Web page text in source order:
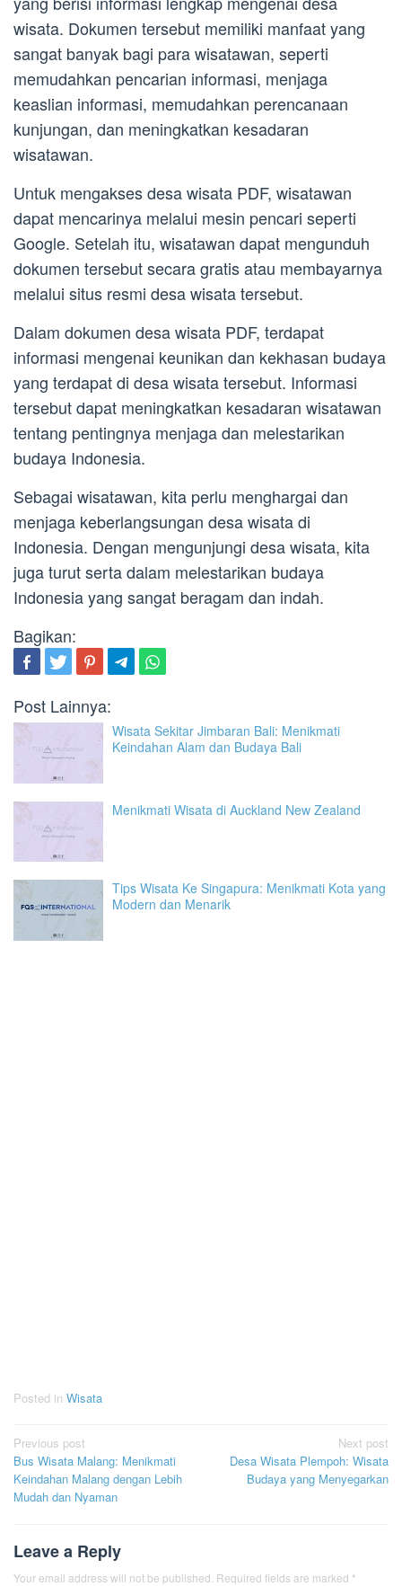
wisata. Dokumen tersebut memiliki manfaat yang
sangat banyak bagi para wisatawan, seperti
memudahkan pencarian informasi, menjaga
keaslian informasi, memudahkan perencanaan
kunjungan, dan meningkatkan kesadaran
wisatawan.
Untuk mengakses desa wisata PDF, wisatawan
dapat mencarinya melalui mesin pencari seperti
Google. Setelah itu, wisatawan dapat mengunduh
dokumen tersebut secara gratis atau membayarnya
melalui situs resmi desa wisata tersebut.
Dalam dokumen desa wisata PDF, terdapat
informasi mengenai keunikan dan kekhasan budaya
yang terdapat di desa wisata tersebut. Informasi
tersebut dapat meningkatkan kesadaran wisatawan
tentang pentingnya menjaga dan melestarikan
budaya Indonesia.
Sebagai wisatawan, kita perlu menghargai dan
menjaga keberlangsungan desa wisata di
Indonesia. Dengan mengunjungi desa wisata, kita
juga turut serta dalam melestarikan budaya
Indonesia yang sangat beragam dan indah.
Bagikan:
Post Lainnya:
Wisata Sekitar Jimbaran Bali: Menikmati
Keindahan Alam dan Budaya Bali
Menikmati Wisata di Auckland New Zealand
Tips Wisata Ke Singapura: Menikmati Kota yang
Modern dan Menarik
Posted in Wisata
Post
navigation
Previous post
Bus Wisata Malang: Menikmati
Keindahan Malang dengan Lebih
Mudah dan Nyaman
Next post
Desa Wisata Plempoh: Wisata
Budaya yang Menyegarkan
Leave a Reply
Your email address will not be published. Required fields are marked *